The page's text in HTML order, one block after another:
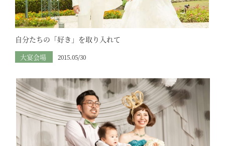
自分たちの「好き」を取り入れて
大宴会場 2015.05/30